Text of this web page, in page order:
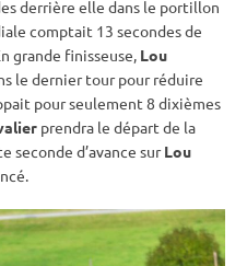
derrière elle dans le portillon
comptait 13 secondes de
grande finisseuse, Lou
le dernier tour pour réduire
pour seulement 8 dixièmes
prendra le départ de la
seconde d’avance surLou